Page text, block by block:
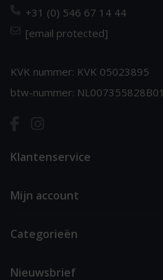
+31 (0) 546 67 14 44
[email protected]
KVK nummer: KVK 05023895
btw-nummer: NL007355828B01
Klantenservice
Mijn account
Categorieën
Nieuwsbrief